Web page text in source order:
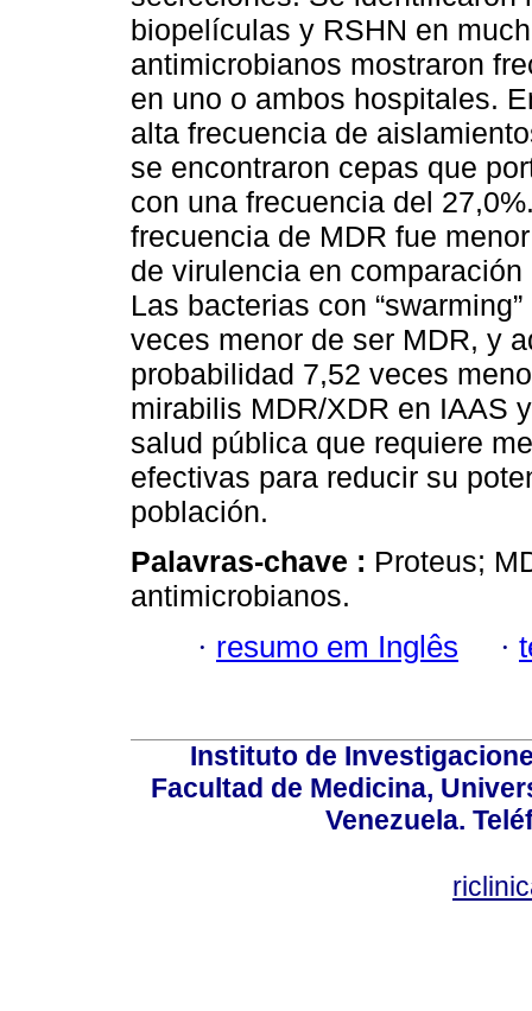
biopelículas y RSHN en
antimicrobianos mostraron
en uno o ambos hospitales.
alta frecuencia de
se encontraron cepas que
con una frecuencia del
frecuencia de MDR fue
de virulencia en
Las bacterias con
veces menor de ser MDR, y
probabilidad 7,52 veces
mirabilis MDR/XDR en IAAS
salud pública que requiere
efectivas para reducir su
población.
Palavras-chave : Proteus;
antimicrobianos.
· resumo em Inglês ·
Instituto de
Facultad de Medicina,
Venezuela.